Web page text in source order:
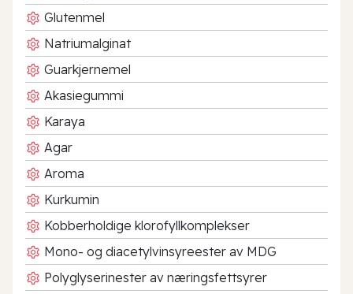
Glutenmel
Natriumalginat
Guarkjernemel
Akasiegummi
Karaya
Agar
Aroma
Kurkumin
Kobberholdige klorofyllkomplekser
Mono- og diacetylvinsyreester av MDG
Polyglyserinester av næringsfettsyrer